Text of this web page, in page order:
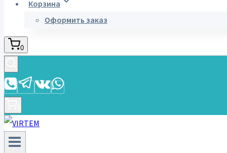
Корзина
Оформить заказ
0